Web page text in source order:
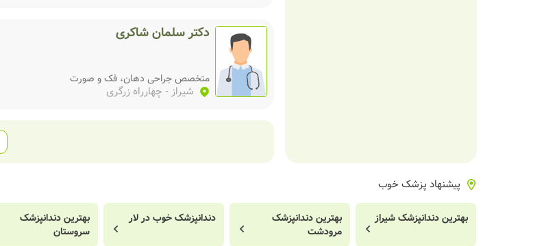
دکتر سلمان شاکری
متخصص جراحی دهان، فک و صورت
شیراز- چهارراه زرگری
پیشنهاد پزشک خوب
بهترین دندانپزشک شیراز
بهترین دندانپزشک
مرودشت
دندانپزشک خوب در لار
بهترین دندانپزشک
سروستان